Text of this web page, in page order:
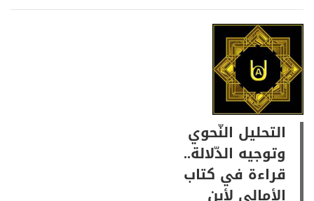
التحليل النّحوي
وتوجيه الدّلالة..
قراءة في كتاب
الأمالي لأبن